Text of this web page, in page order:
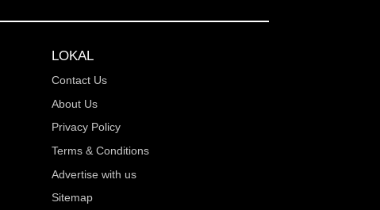
LOKAL
Contact Us
About Us
Privacy Policy
Terms & Conditions
Advertise with us
Sitemap